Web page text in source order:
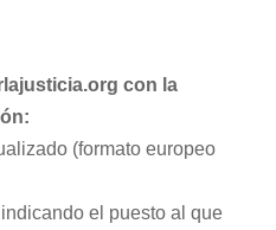
con la
(formato europeo
el puesto al que